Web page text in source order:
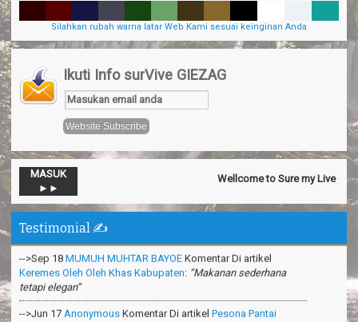
Silahkan rubah warna latar Web Kami sesuai keinginan Anda
Ikuti Info surVive GIEZAG
MASUK
►►
Wellcome to Sure my Live
Testimonial ✍️
-->Nov 13Official SurVive GIEZAG Komentar Di artikelTaman
Pacuan Kuda Kabupaten Pangandaran
biasa”
-->Sep 18MUMUH MUHTAR BAYOE
Keremes Oleh Oleh Khas Kabupaten:“Makanan sederhana
tetapi elegan”
-->Jun 17Anonymous
Madasari Pangandaran:“Mantapppp i like it ”